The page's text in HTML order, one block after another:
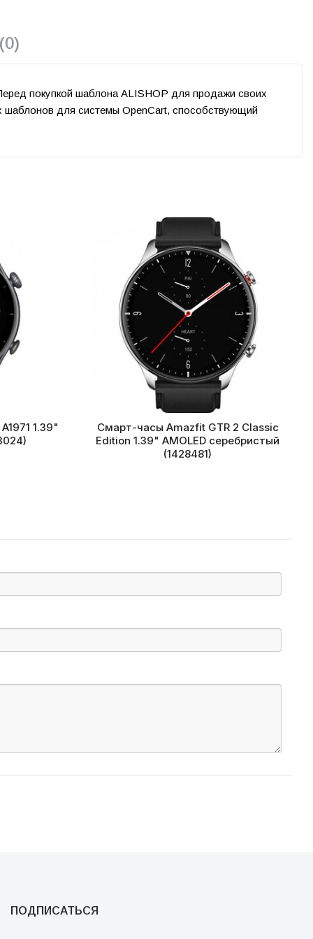
покупкой шаблона ALISHOP для продажи своих
шаблонов для системы OpenCart, способствующий
1.39"
Смарт-часы Amazfit GTR 2 Classic
Edition 1.39" AMOLED серебристый
(1428481)
ПОДПИСАТЬСЯ